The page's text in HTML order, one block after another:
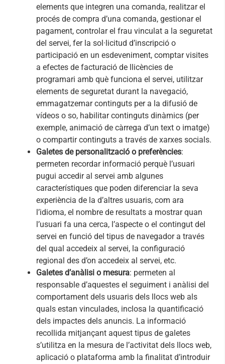
elements que integren una comanda, realitzar el
procés de compra d’una comanda, gestionar el
pagament, controlar el frau vinculat a la seguretat
del servei, fer la sol·licitud d’inscripció o
participació en un esdeveniment, comptar visites
a efectes de facturació de llicències de
programari amb què funciona el servei, utilitzar
elements de seguretat durant la navegació,
emmagatzemar continguts per a la difusió de
vídeos o so, habilitar continguts dinàmics (per
exemple, animació de càrrega d’un text o imatge)
o compartir continguts a través de xarxes socials.
Galetes de personalització o preferències:
permeten recordar informació perquè l’usuari
pugui accedir al servei amb algunes
característiques que poden diferenciar la seva
experiència de la d’altres usuaris, com ara
l’idioma, el nombre de resultats a mostrar quan
l’usuari fa una cerca, l’aspecte o el contingut del
servei en funció del tipus de navegador a través
del qual accedeix al servei, la configuració
regional des d’on accedeix al servei, etc.
Galetes d’anàlisi o mesura: permeten al
responsable d’aquestes el seguiment i anàlisi del
comportament dels usuaris dels llocs web als
quals estan vinculades, inclosa la quantificació
dels impactes dels anuncis. La informació
recollida mitjançant aquest tipus de galetes
s’utilitza en la mesura de l’activitat dels llocs web,
aplicació o plataforma amb la finalitat d’introduir